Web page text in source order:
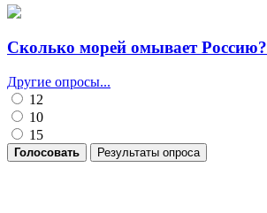
Сколько морей омывает Россию?
Другие опросы...
12
10
15
Голосовать Результаты опроса